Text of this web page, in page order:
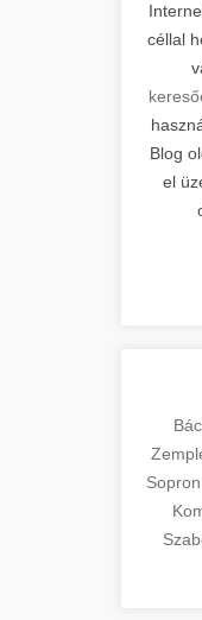
céllal
Blog
el
Sopron